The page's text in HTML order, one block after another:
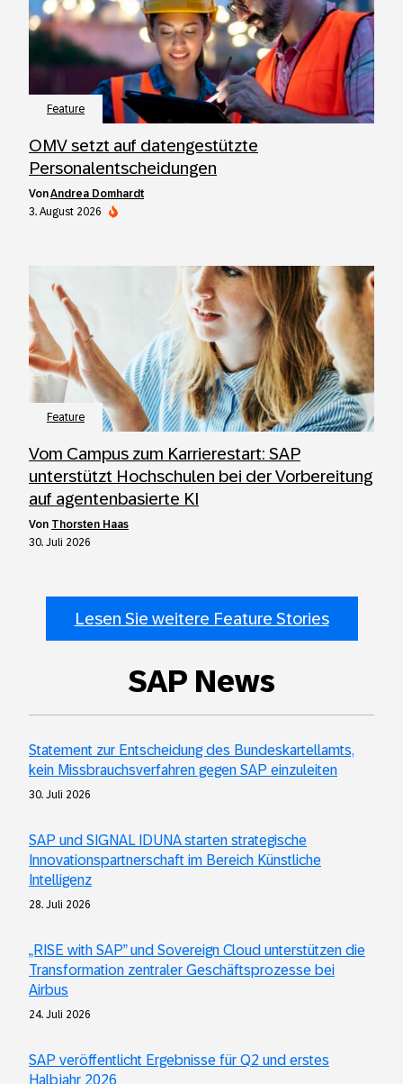
Feature
OMV setzt auf datengestützte
Personalentscheidungen
vonAndrea Domhardt
3. August 2026
Feature
Vom Campus zum Karrierestart: SAP
unterstützt Hochschulen bei der Vorbereitung
auf agentenbasierte KI
von Thorsten Haas
30. Juli 2026
Lesen Sie weitere Feature Stories
SAP News
Statement zur Entscheidung des Bundeskartellamts,
kein Missbrauchsverfahren gegen SAP einzuleiten
30. Juli 2026
SAP und SIGNAL IDUNA starten strategische
Innovationspartnerschaft im Bereich Künstliche
Intelligenz
28. Juli 2026
„RISE with SAP” und Sovereign Cloud unterstützen die
Transformation zentraler Geschäftsprozesse bei
Airbus
24. Juli 2026
SAP veröffentlicht Ergebnisse für Q2 und erstes
Halbjahr 2026